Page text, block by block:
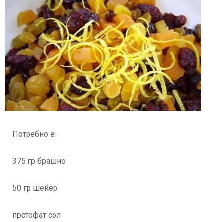
Потребно е:
375 гр брашно
50 гр шеќер
прстофат сол